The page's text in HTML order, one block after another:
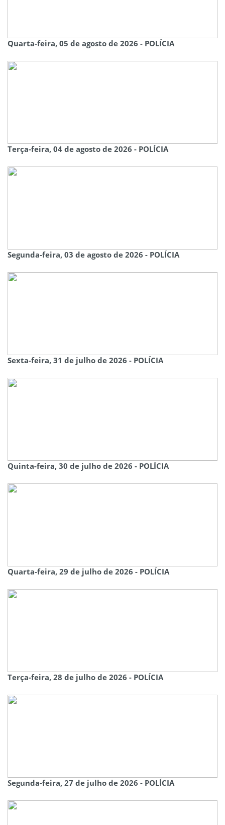
Quarta-feira, 05 de agosto de 2026 - POLÍCIA
Terça-feira, 04 de agosto de 2026 - POLÍCIA
Segunda-feira, 03 de agosto de 2026 - POLÍCIA
Sexta-feira, 31 de julho de 2026 - POLÍCIA
Quinta-feira, 30 de julho de 2026 - POLÍCIA
Quarta-feira, 29 de julho de 2026 - POLÍCIA
Terça-feira, 28 de julho de 2026 - POLÍCIA
Segunda-feira, 27 de julho de 2026 - POLÍCIA